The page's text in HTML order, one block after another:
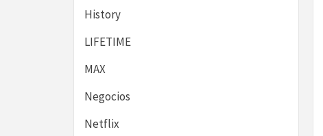
History
LIFETIME
MAX
Negocios
Netflix